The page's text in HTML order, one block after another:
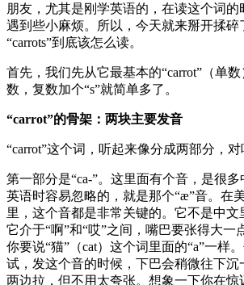
朋友，尤其是刚学英语的，在读这个词的
遇到些小麻烦。所以，今天就来掰开揉碎
“carrots”到底该怎么读。
首先，我们先从它最基本的“carrot”（单
数，复数加个“s”就简单多了。
“carrot”的骨架：两块主要发音
“carrot”这个词，听起来像分成两部分，对
第一部分是“ca-”。这里面有个音，是很
英语时容易忽略的，就是那个“æ”音。在
里，这个音都是非常关键的。它不是中文
它介于“啊”和“哎”之间，嘴巴要张得大一
你要说“猫”（cat）这个词里面的“a”一样
试，发这个音的时候，下巴会稍微往下沉
两边拉，但不用太夸张。想象一下你在惊